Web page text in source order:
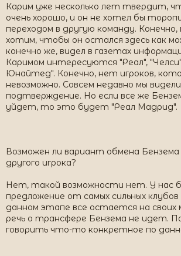
Карим уже несколько лет твердит,
очень хорошо, и он не хотел бы
переходом в другую команду. Конечно,
хотим, чтобы он остался здесь как
конечно же, видел в газетах
Каримом интересуются "Реал",
Юнайтед". Конечно, нет игроков,
невозможно. Совсем недавно мы
подтверждение. Но если все же
уйдет, то это будет "Реал Мадрид".
Возможен ли вариант обмена Бензема
другого игрока?
Нет, такой возможности нет. У нас
предложение от самых сильных
данном этапе все остается на своих
речь о трансфере Бензема не идет.
говорить что-то конкретное по